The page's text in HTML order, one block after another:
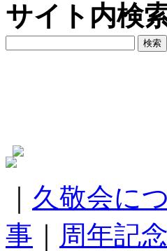
サイト内検
久敬会に
事
周年記